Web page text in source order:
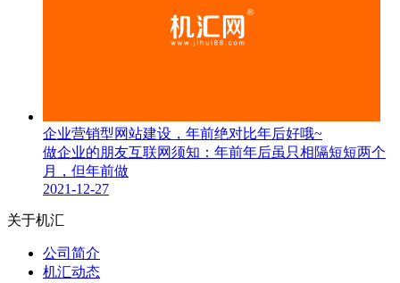
企业营销型网站建设，年前绝对比年后好哦~
做企业的朋友互联网须知：年前年后虽只相隔短短两个
月，但年前做
2021-12-27
关于机汇
公司简介
机汇动态